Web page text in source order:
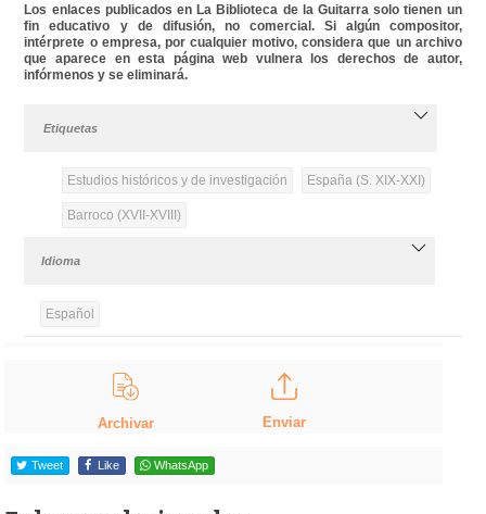
Los enlaces publicados en La Biblioteca de la Guitarra solo tienen un
fin educativo y de difusión, no comercial. Si algún compositor,
intérprete o empresa, por cualquier motivo, considera que un archivo
que aparece en esta página web vulnera los derechos de autor,
infórmenos y se eliminará.
Etiquetas
Estudios históricos y de investigación España (S. XIX-XXI)
Barroco (XVII-XVIII)
Idioma
Español
Archivar Enviar
Tweet Like WhatsApp